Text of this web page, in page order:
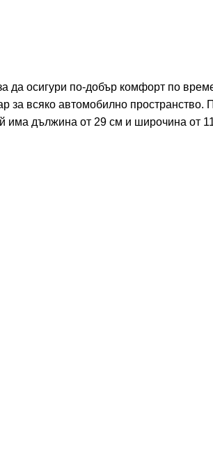
да осигури по-добър комфорт по
за всяко автомобилно пространство.
има дължина от 29 см и широчина от